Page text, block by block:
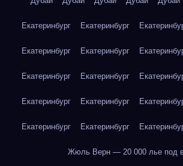
Екатеринбург Екатеринбург
Екатеринбург Екатеринбург
Екатеринбург Екатеринбург
Екатеринбург Екатеринбург
Екатеринбург Екатеринбург
Жюль Верн — 20 000 лье под